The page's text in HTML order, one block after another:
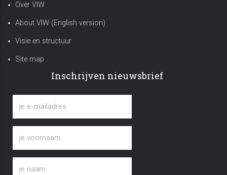
Over VIW
About VIW (English version)
Visie en structuur
Site map
Inschrijven nieuwsbrief